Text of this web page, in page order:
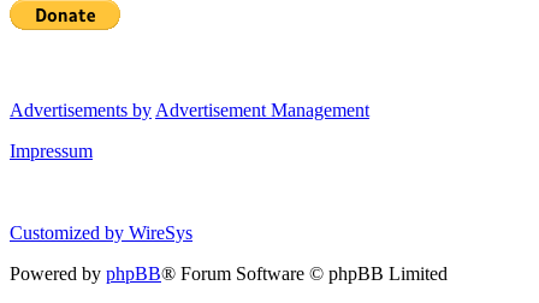
Advertisements byAdvertisement Management
Impressum
Customized by WireSys
Powered by phpBB® Forum Software © phpBB Limited